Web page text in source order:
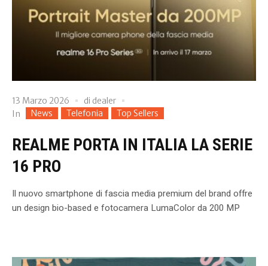
13 Marzo 2026 di dealer
In
News Telefonia Top Sellers
REALME PORTA IN ITALIA LA SERIE
16 PRO
Il nuovo smartphone di fascia media premium del brand offre
un design bio-based e fotocamera LumaColor da 200 MP